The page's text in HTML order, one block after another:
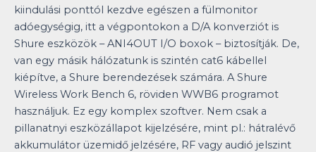
kiindulási ponttól kezdve egészen a fülmonitor
adóegységig, itt a végpontokon a D/A konverziót is
Shure eszközök – ANI4OUT I/O boxok – biztosítják. De,
van egy másik hálózatunk is szintén cat6 kábellel
kiépítve, a Shure berendezések számára. A Shure
Wireless Work Bench 6, röviden WWB6 programot
használjuk. Ez egy komplex szoftver. Nem csak a
pillanatnyi eszközállapot kijelzésére, mint pl.: hátralévő
akkumulátor üzemidő jelzésére, RF vagy audió jelszint